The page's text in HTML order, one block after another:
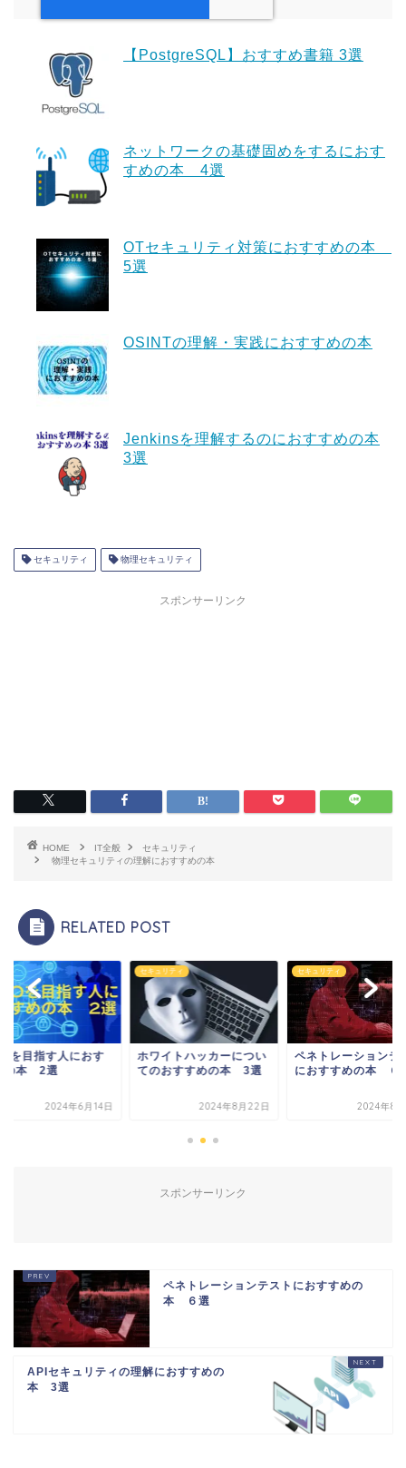
【PostgreSQL】おすすめ書籍 3選
ネットワークの基礎固めをするにおす
すめの本 4選
OTセキュリティ対策におすすめの本
5選
OSINTの理解・実践におすすめの本
Jenkinsを理解するのにおすすめの本
3選
セキュリティ 物理セキュリティ
スポンサーリンク
HOME IT全般
セキュリティ
物理セキュリティの理解におすすめの本
RELATED POST
を目指す人におす
の本 2選
2024年6月14日
セキュリティ
ホワイトハッカーについ
てのおすすめの本 3選
2024年8月22日
セキュリティ
ペネトレーションテ
におすすめの本 ６
2024年8
スポンサーリンク
ペネトレーションテストにおすすめの
本 ６選
APIセキュリティの理解におすすめの
本 3選